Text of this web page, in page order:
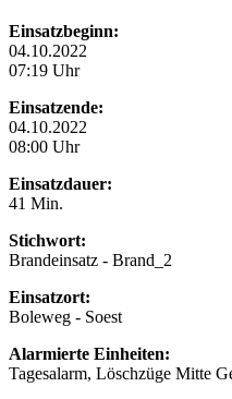
Einsatzbeginn:
04.10.2022
07:19 Uhr
Einsatzende:
04.10.2022
08:00 Uhr
Einsatzdauer:
41 Min.
Stichwort:
Brandeinsatz - Brand_2
Einsatzort:
Boleweg - Soest
Alarmierte Einheiten:
Tagesalarm, Löschzüge Mitte